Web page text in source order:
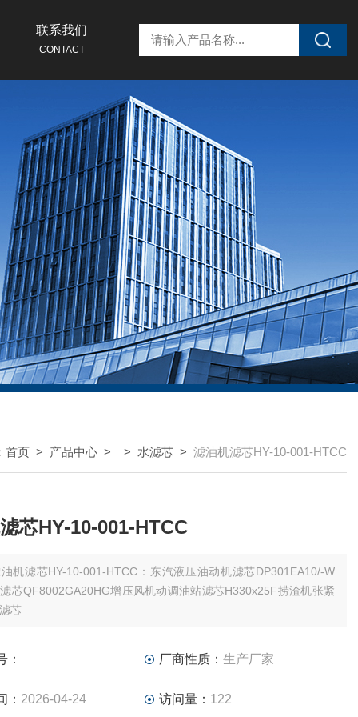
联系我们
CONTACT
首页 > 产品中心 > > 水滤芯 > 滤油机滤芯HY-10-001-HTCC
芯HY-10-001-HTCC
机滤芯HY-10-001-HTCC：东汽液压油动机滤芯DP301EA10/-W
芯QF8002GA20HG增压风机动调油站滤芯H330x25F捞渣机张紧
芯
： 厂商性质： 生产厂家
： 2026-04-24 访问量： 122